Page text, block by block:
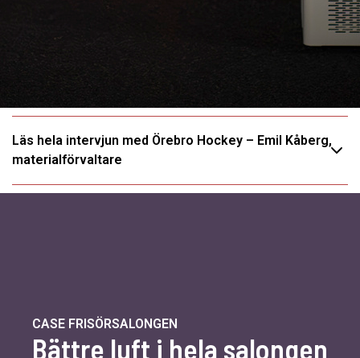
Läs hela intervjun med Örebro Hockey – Emil Kåberg,
materialförvaltare
CASE FRISÖRSALONGEN
Bättre luft i hela salongen